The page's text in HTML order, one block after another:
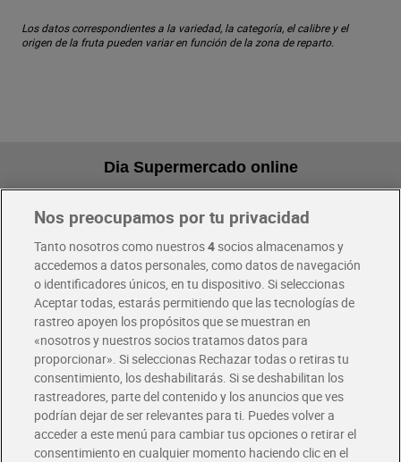
Los datos correspondientes a la variedad, la categoría, el calibre y el
origen de la fruta pueden variar en función de la zona de reparto.
Dia Supermercado online
Pide hoy, recibe hoy
Envío gratis por compras superiores a 100€
Envío estandar por 4,99€
Glovo y Uber Eats
Solicita tu factura de Glovo o Uber Eats
Únete al CLUB Dia
Disfruta las ventajas y ofertas exclusivas.
Descárgate la APP Dia
Nos preocupamos por tu privacidad
Tanto nosotros como nuestros4socios almacenamos y
accedemos a datos personales, como datos de navegación
o identificadores únicos, en tu dispositivo. Si seleccionas
Aceptar todas, estarás permitiendo que las tecnologías de
rastreo apoyen los propósitos que se muestran en
«nosotros y nuestros socios tratamos datos para
proporcionar». Si seleccionas Rechazar todas o retiras tu
consentimiento, los deshabilitarás. Si se deshabilitan los
rastreadores, parte del contenido y los anuncios que ves
podrían dejar de ser relevantes para ti. Puedes volver a
acceder a este menú para cambiar tus opciones o retirar el
consentimiento en cualquier momento haciendo clic en el